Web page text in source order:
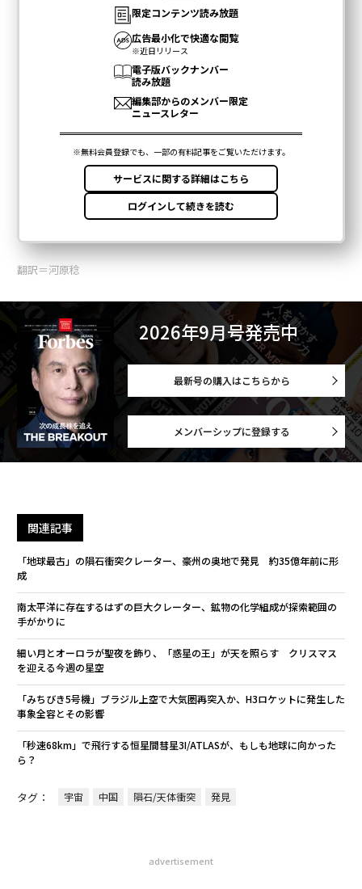
翻訳＝河原稔
2026年9月号発売中
最新号の購入はこちらから
メンバーシップに登録する
関連記事
「地球最古」の隕石衝突クレーター、豪州の奥地で発見 約35億年前に形
成
南太平洋に存在するはずの巨大クレーター、鉱物の化学組成が探索範囲の
手がかりに
細い月とオーロラが聖夜を飾り、「惑星の王」が天を照らす クリスマス
を迎える今週の星空
「みちびき5号機」ブラジル上空で大気圏再突入か、H3ロケットに発生した
事象全容とその影響
「秒速68km」で飛行する恒星間彗星3I/ATLASが、もしも地球に向かった
ら？
タグ： 宇宙 中国 隕石/天体衝突 発見
advertisement